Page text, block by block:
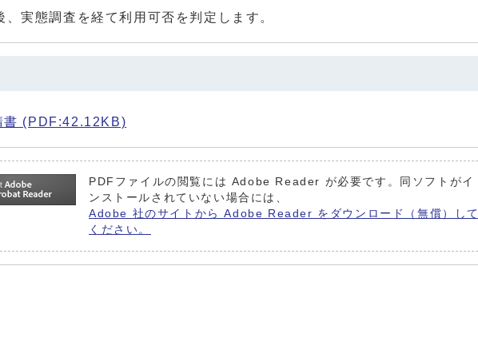
、実態調査を経て利用可否を判定します。
書 (PDF:42.12KB)
PDFファイルの閲覧には Adobe Reader が必要です。同ソフトがイ
ンストールされていない場合には、
Adobe 社のサイトから Adobe Reader をダウンロード（無償）して
ください。